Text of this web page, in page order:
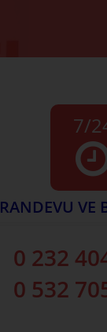
7/
RANDEVU VE
0 232
0 532